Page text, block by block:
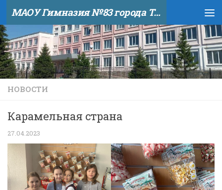
Skip to content МАОУ Гимназия №83 города Тюмени
НОВОСТИ
Карамельная страна
27.04.2023